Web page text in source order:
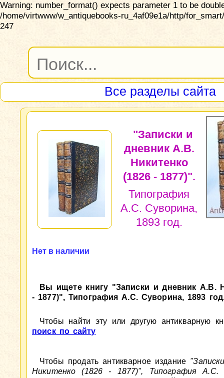
Warning: number_format() expects parameter 1 to be
/home/virtwww/w_antiquebooks-ru_4af09e1a/http/
247
Все разделы сайта
"Записки и
дневник А.В.
Никитенко
(1826 - 1877)".
Типография
А.С. Суворина,
1893 год.
Нет в наличии
Вы ищете книгу "Записки и дневник А.В.
- 1877)", Типография А.С. Суворина, 1893
Чтобы найти эту или другую антикварную
поиск по сайту
Чтобы продать антикварное издание
Никитенко (1826 - 1877)", Типография А.С.